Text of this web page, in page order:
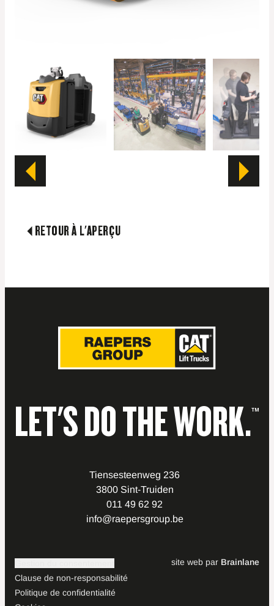
RETOUR À L'APERÇU
LET'S DO THE WORK.™
Tiensesteenweg 236
3800 Sint-Truiden
011 49 62 92
info@raepersgroup.be
Politique de confidentialité
Clause de non-responsabilité
site web par Brainlane